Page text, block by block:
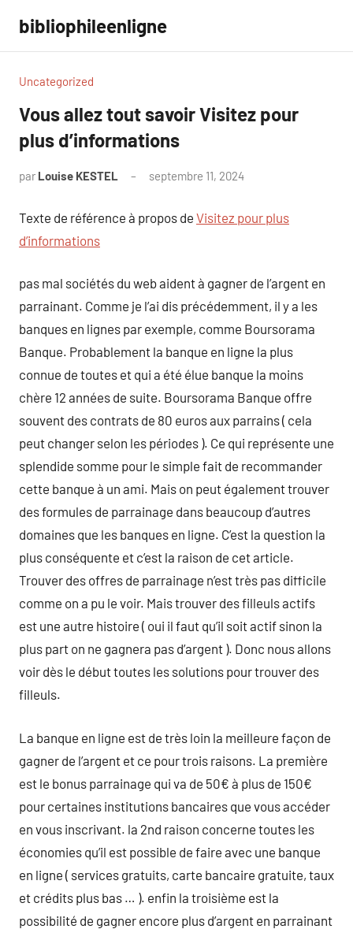
contenu
bibliophileenligne
Uncategorized
Vous allez tout savoir Visitez pour
plus d’informations
par Louise KESTEL septembre 11, 2024
Texte de référence à propos de Visitez pour plus
d’informations
pas mal sociétés du web aident à gagner de l’argent en
parrainant. Comme je l’ai dis précédemment, il y a les
banques en lignes par exemple, comme Boursorama
Banque. Probablement la banque en ligne la plus
connue de toutes et qui a été élue banque la moins
chère 12 années de suite. Boursorama Banque offre
souvent des contrats de 80 euros aux parrains ( cela
peut changer selon les périodes ). Ce qui représente une
splendide somme pour le simple fait de recommander
cette banque à un ami. Mais on peut également trouver
des formules de parrainage dans beaucoup d’autres
domaines que les banques en ligne. C’est la question la
plus conséquente et c’est la raison de cet article.
Trouver des offres de parrainage n’est très pas difficile
comme on a pu le voir. Mais trouver des filleuls actifs
est une autre histoire ( oui il faut qu’il soit actif sinon la
plus part on ne gagnera pas d’argent ). Donc nous allons
voir dès le début toutes les solutions pour trouver des
filleuls.
La banque en ligne est de très loin la meilleure façon de
gagner de l’argent et ce pour trois raisons. La première
est le bonus parrainage qui va de 50€ à plus de 150€
pour certaines institutions bancaires que vous accéder
en vous inscrivant. la 2nd raison concerne toutes les
économies qu’il est possible de faire avec une banque
en ligne ( services gratuits, carte bancaire gratuite, taux
et crédits plus bas … ). enfin la troisième est la
possibilité de gagner encore plus d’argent en parrainant